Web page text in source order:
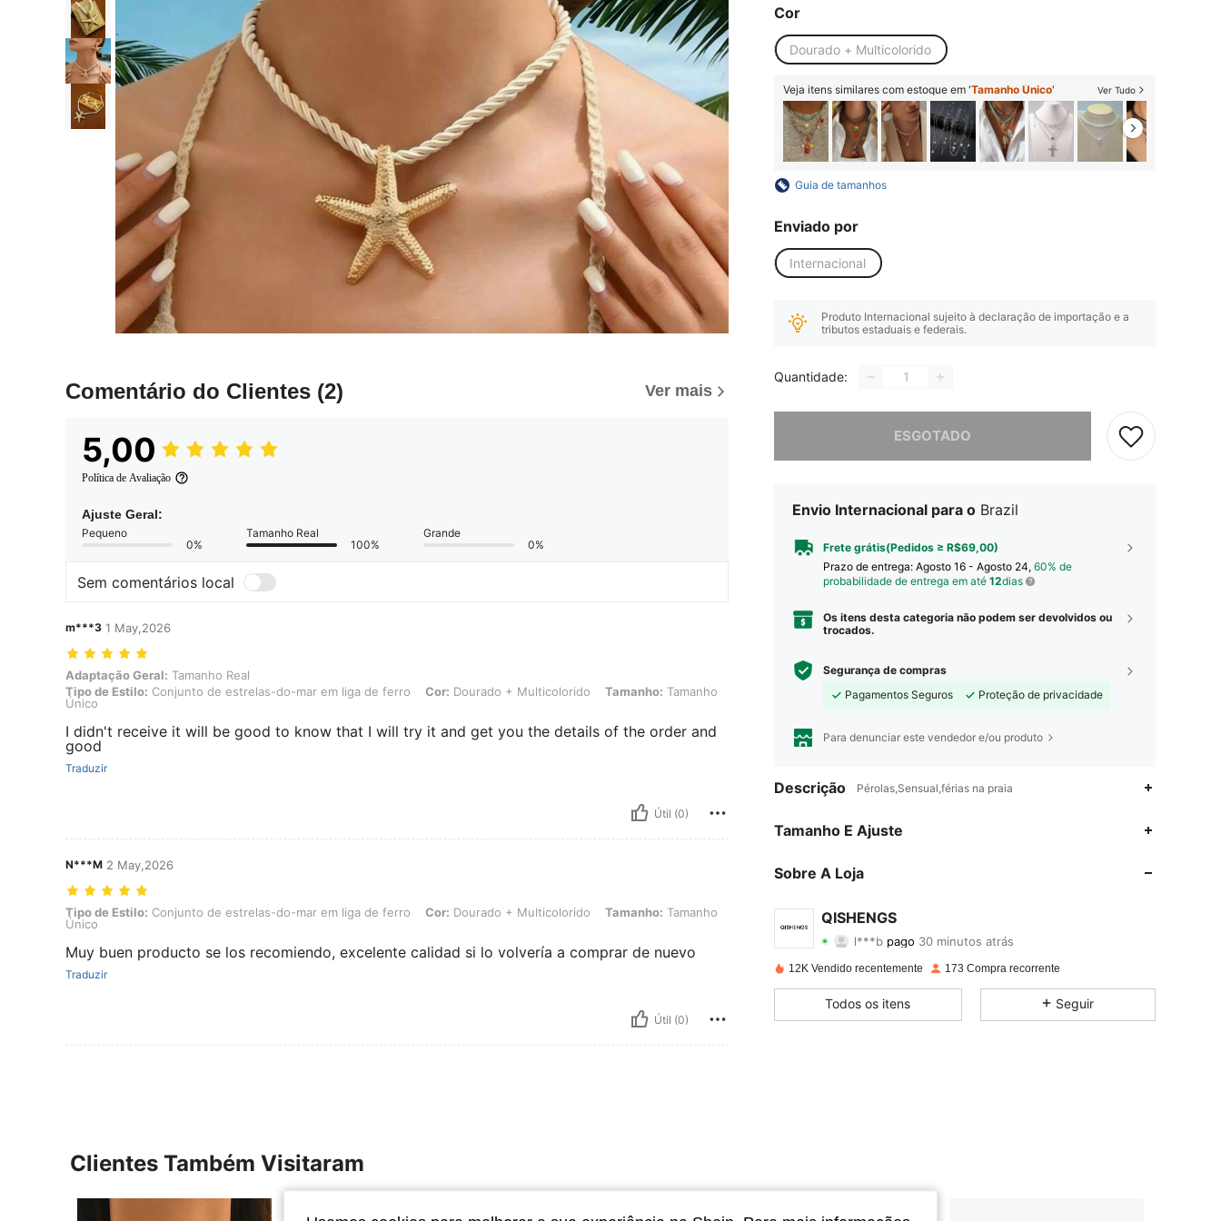
Comentário do Clientes (2) Ver mais
5,00
Política de Avaliação
Ajuste Geral:
Pequeno
0%
Tamanho Real
100%
Grande
0%
Sem comentários local
m***3 1 May,2026
Adaptação Geral: Tamanho Real, Tipo de Estilo: Conjunto de estrelas-do-mar em liga de ferro, Cor: Dourado + Multicolorido, Tamanho: Tamanho Único
Adaptação Geral: Tamanho Real
Tipo de Estilo: Conjunto de estrelas-do-mar em liga de ferro Cor: Dourado + Multicolorido Tamanho: Tamanho
Único
I didn't receive it will be good to know that I will try it and get you the details of the order and
good
Traduzir
Útil (0)
N***M 2 May,2026
Tipo de Estilo: Conjunto de estrelas-do-mar em liga de ferro, Cor: Dourado + Multicolorido, Tamanho: Tamanho Único
Tipo de Estilo: Conjunto de estrelas-do-mar em liga de ferro Cor: Dourado + Multicolorido Tamanho: Tamanho
Único
Muy buen producto se los recomiendo, excelente calidad si lo volvería a comprar de nuevo
Traduzir
Útil (0)
Cor
Dourado + Multicolorido
Veja itens similares com estoque em 'Tamanho Único' Ver Tudo
Guia de tamanhos
Enviado por
Internacional
Produto Internacional sujeito à declaração de importação e a
tributos estaduais e federais.
Quantidade:
ESGOTADO
Desculpe, este produto está esgotado.
Envio Internacional para o Brazil
Frete grátis(Pedidos ≥ R$69,00)
Prazo de entrega: Agosto 16 - Agosto 24, 60% de
probabilidade de entrega em até 12dias
Os itens desta categoria não podem ser devolvidos ou
trocados.
Segurança de compras
Pagamentos Seguros
Proteção de privacidade
Para denunciar este vendedor e/ou produto
Descrição Pérolas,Sensual,férias na praia
Tamanho E Ajuste
Sobre A Loja
QISHENGS
4,77
l***b pago 30 minutos atrás
12K Vendido recentemente 173 Compra recorrente
Todos os itens Seguir
Clientes Também Visitaram